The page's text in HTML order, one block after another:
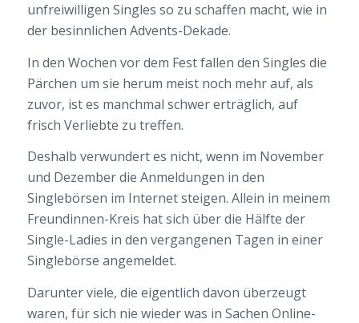
unfreiwilligen Singles so zu schaffen macht, wie in
der besinnlichen Advents-Dekade.
In den Wochen vor dem Fest fallen den Singles die
Pärchen um sie herum meist noch mehr auf, als
zuvor, ist es manchmal schwer erträglich, auf
frisch Verliebte zu treffen.
Deshalb verwundert es nicht, wenn im November
und Dezember die Anmeldungen in den
Singlebörsen im Internet steigen. Allein in meinem
Freundinnen-Kreis hat sich über die Hälfte der
Single-Ladies in den vergangenen Tagen in einer
Singlebörse angemeldet.
Darunter viele, die eigentlich davon überzeugt
waren, für sich nie wieder was in Sachen Online-